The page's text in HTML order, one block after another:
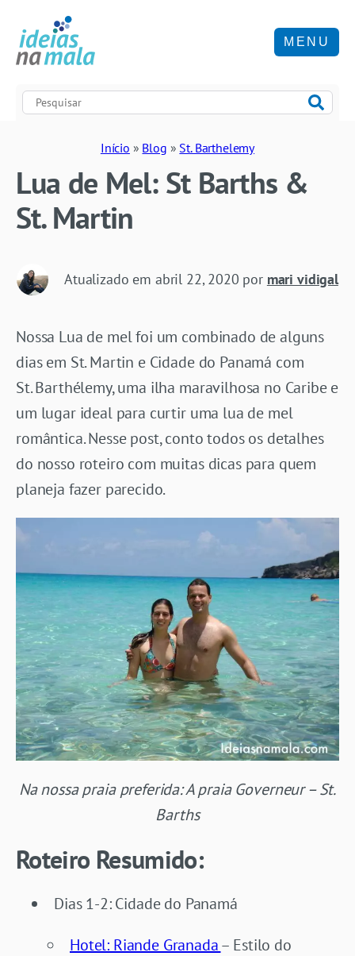
MENU
Início » Blog » St. Barthelemy
Lua de Mel: St Barths &
St. Martin
Atualizado em abril 22, 2020 por mari vidigal
Nossa Lua de mel foi um combinado de alguns
dias em St. Martin e Cidade do Panamá com
St. Barthélemy, uma ilha maravilhosa no Caribe e
um lugar ideal para curtir uma lua de mel
romântica. Nesse post, conto todos os detalhes
do nosso roteiro com muitas dicas para quem
planeja fazer parecido.
Na nossa praia preferida: A praia Governeur – St.
Barths
Roteiro Resumido:
Dias 1-2: Cidade do Panamá
Hotel: Riande Granada– Estilo do